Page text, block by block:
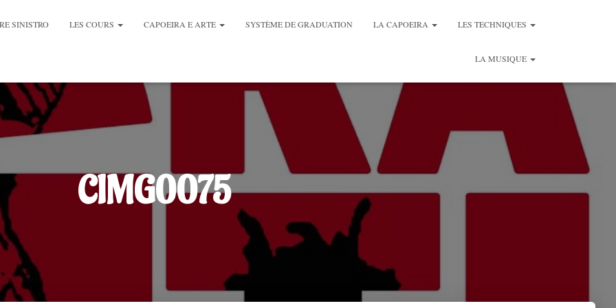
SINISTRO LES COURS CAPOEIRA E ARTE SYSTÈME DE GRADUATION LA CAPOEIRA LES TECHNIQUES
LA MUSIQUE
CIMG0075